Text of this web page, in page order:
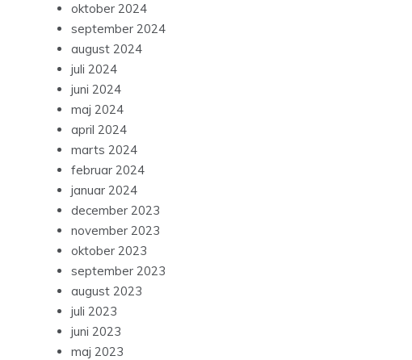
oktober 2024
september 2024
august 2024
juli 2024
juni 2024
maj 2024
april 2024
marts 2024
februar 2024
januar 2024
december 2023
november 2023
oktober 2023
september 2023
august 2023
juli 2023
juni 2023
maj 2023